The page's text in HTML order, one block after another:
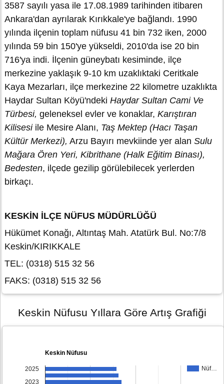
3587 sayılı yasa ile 17.08.1989 tarihinden itibaren
Ankara'dan ayrılarak Kırıkkale'ye bağlandı. 1990
yılında ilçenin toplam nüfusu 41 bin 732 iken, 2000
yılında 59 bin 150'ye yükseldi, 2010'da ise 20 bin
716'ya indi. İlçenin güneybatı kesiminde, ilçe
merkezine yaklaşık 9-10 km uzaklıktaki Ceritkale
Kaya Mezarları, ilçe merkezine 22 kilometre uzaklıkta
Haydar Sultan Köyü'ndeki Haydar Sultan Cami Ve
Türbesi, geleneksel evler ve konaklar, Karıştıran
Kilisesiile Mesire Alanı, Taş Mektep (Hacı Taşan
Kültür Merkezi), Arzu Bayırı mevkiinde yer alan Sulu
Mağara Ören Yeri, Kibrithane (Halk Eğitim Binası),
Bedesten, ilçede gezilip görülebilecek yerlerden
birkaçı.
KESKİN İLÇE NÜFUS MÜDÜRLÜĞÜ
Hükümet Konağı, Altıntaş Mah. Atatürk Bul. No:7/8
Keskin/KIRIKKALE
TEL: (0318) 515 32 56
FAKS: (0318) 515 32 56
Keskin Nüfusu Yıllara Göre Artış Grafiği
Keskin Nüfusu
Nüf…
2025
2023